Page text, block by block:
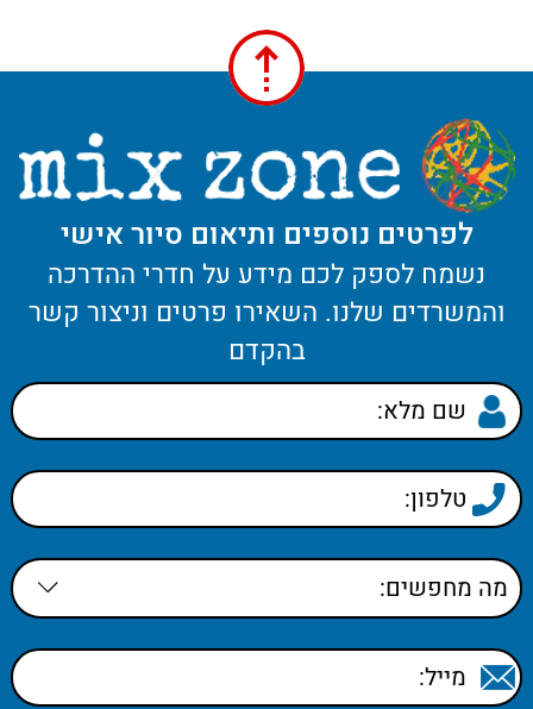
לפרטים נוספים ותיאום סיור אישי
נשמח לספק לכם מידע על חדרי ההדרכה
והמשרדים שלנו. השאירו פרטים וניצור קשר
בהקדם